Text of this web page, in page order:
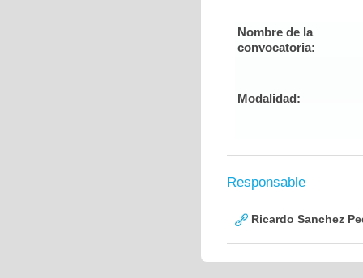
Nombre de la
convocatoria:
Modalidad:
Responsable
Ricardo Sanchez